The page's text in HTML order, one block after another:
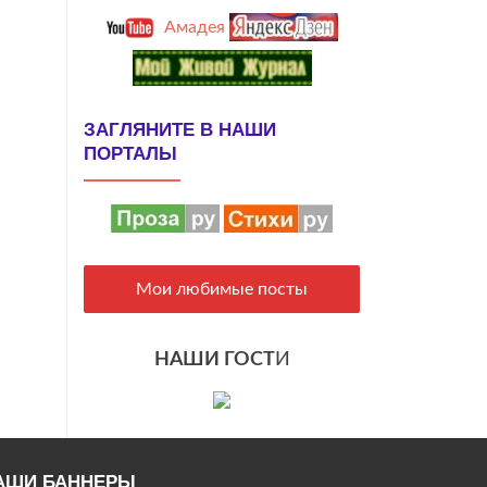
Амадея
ЗАГЛЯНИТЕ В НАШИ
ПОРТАЛЫ
Мои любимые посты
НАШИ ГОСТИ
БАННЕРЫ